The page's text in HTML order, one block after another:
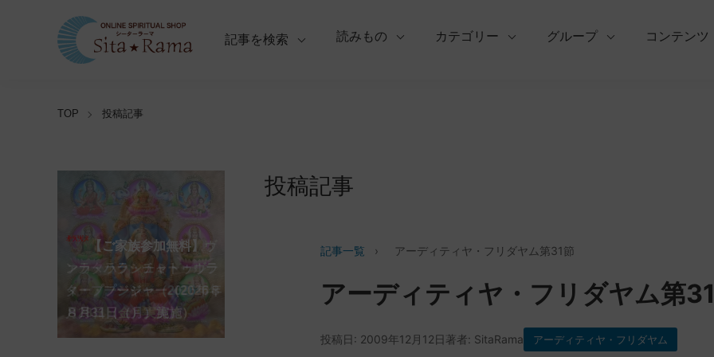
記事を検索 読みもの カテゴリー グループ コンテンツ
TOP 投稿記事
投稿記事
記事一覧 › アーディティヤ・フリダヤム第31節
アーディティヤ・フリダヤム第
投稿日: 2009年12月12日著者: SitaRama アーディティヤ・フリダヤム
【ご家族参加無料】ア
ーディ・アマーヴァシャ
ー・プージャー（2026年８
月12日（水）実施）
【ご家族参加無料】ラ
クシュミー・クベーラ・マ
ンスリー・プージャー
（2026年８月12日（水）実
施）
【ご家族参加無料】ナ
ーガ・パンチャミー・プー
ジャー（2026年８月17日
（月）実施）
【ご家族参加無料】ヴ
ァラ・ラクシュミー・ヴラ
タ・プージャー（2026年８
月28日（金）実施）
【ご家族参加無料】サ
ンカタハラ・チャトゥルテ
ィー・プージャー（2026年
８月31日（月）実施）
【ご家族参加無料】クリシ
ュナ・ジャヤンティー・プ
ージャー（2026年９月４日
（金）実施）
【ご家族参加無料】ガ
ネーシャ・チャトゥルティ
ー・プージャー（2026年９
月14日（月）実施）
【ご家族参加無料】マ
ハーラクシュミー・ヴラ
タ・プージャー（2026年９
月19日（土）実施）
第220回グループ・ホ
ーマ（ナーガ・パンチャミ
ー、2026年８月17日（月）
実施）
第221回グループ・ホ
ーマ（ガーヤトリー・ジャ
ヤンティー、2026年８月28
日（金）実施）
アンナダーナ・プロジェク
ト（食事の奉仕）
ポストコロナ福祉活動支援
募金